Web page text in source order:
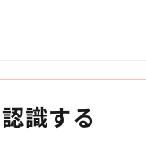
識する